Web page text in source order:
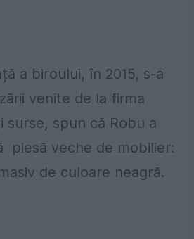
a biroului, în 2015, s-a
venite de la firma
surse, spun că Robu a
piesă veche de mobilier:
de culoare neagră.